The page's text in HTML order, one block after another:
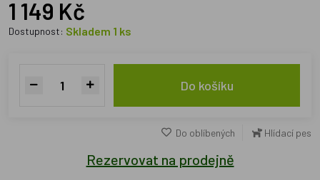
1 149 Kč
Dostupnost: Skladem 1 ks
Do košíku
Do oblíbených Hlídací pes
Rezervovat na prodejně